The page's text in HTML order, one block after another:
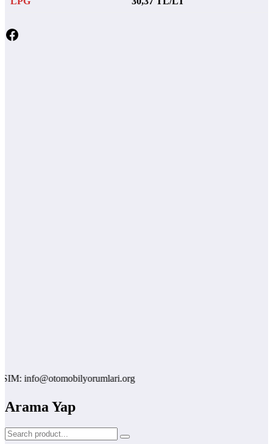
Facebook
Arama Yap